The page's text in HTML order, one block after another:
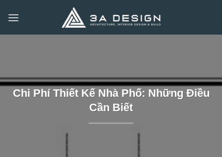
qua
Chi Phí Thiết Kế Nhà Phố: Những Điều
Cần Biết